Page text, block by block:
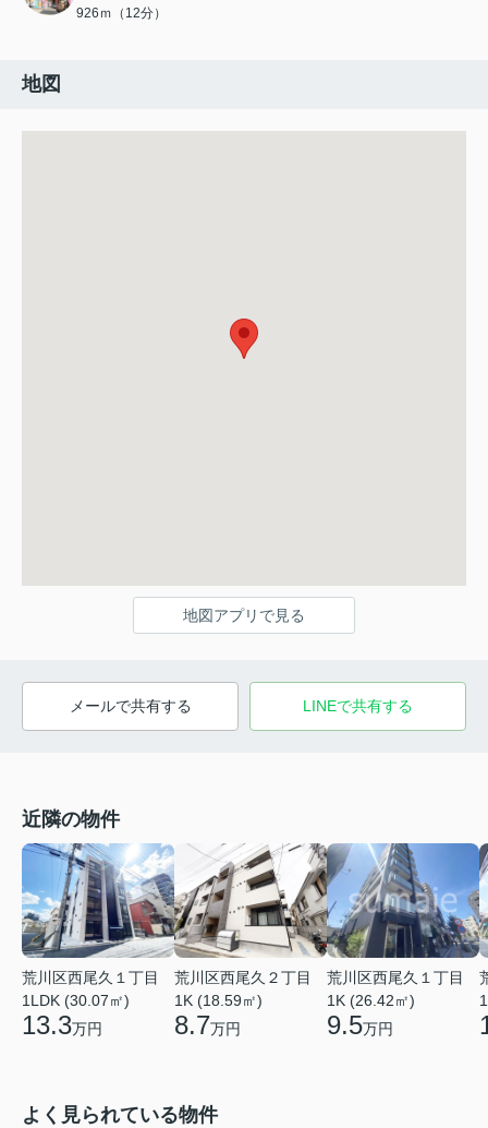
926ｍ（12分）
地図
地図アプリで見る
メールで共有する LINEで共有する
近隣の物件
荒川区西尾久１丁目
1LDK (30.07㎡)
13.3万円
荒川区西尾久２丁目
1K (18.59㎡)
8.7万円
荒川区西尾久１丁目
1K (26.42㎡)
9.5万円
よく見られている物件